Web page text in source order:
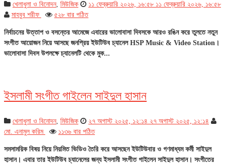
খেলাধুলা ও বিনোদন, মিউজিক ১১ ফেব্রুয়ারি ২০২৬, ১৬:৫৮ ১১ ফেব্রুয়ারি ২০২৬, ১৬:৫৮
মাহবুব শরীফ
৫২৮ বার পঠিত
নির্বাচনের উত্তাপ ও বসন্তের আমেজে এবারের ভালোবাসা দিবসকে আরও রঙিন করে তুলতে নতুন
সংগীত আয়োজন নিয়ে আসছে জনপ্রিয় ইউটিউব চ্যানেল HSP Music & Video Station।
ভালোবাসা দিবস উপলক্ষে চ্যানেলটি থেকে মুক...
ইসলামী সংগীত গাইলেন সাইদুল হাসান
খেলাধুলা ও বিনোদন, মিউজিক ২৭ অগাস্ট ২০২৫, ১২:১৪ ২৭ অগাস্ট ২০২৫, ১২:১৪
মো. এনামুল করিম
১১৩৬ বার পঠিত
সমসাময়িক বিষয় নিয়ে নিয়মিত ভিডিও তৈরি করে আসছেন ইউটিউবার ও গণমাধ্যম কর্মী সাইদুল
হাসান। এবার তার ইউটিউব চ্যানেলের জন্য ইসলামী সংগীত গাইলেন সাইদুল হাসান। সংগীতের